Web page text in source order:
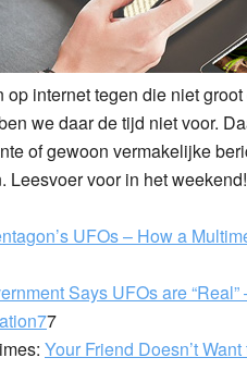
op internet tegen die niet
we daar de tijd niet voor.
of gewoon vermakelijke
Leesvoer voor in het weekend!
UFOs – How a
Says UFOs are
7
Your Friend Doesn’t